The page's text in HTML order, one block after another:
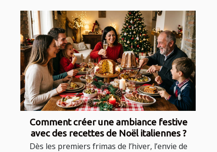
Comment créer une ambiance festive
avec des recettes de Noël italiennes ?
Dès les premiers frimas de l’hiver, l’envie de